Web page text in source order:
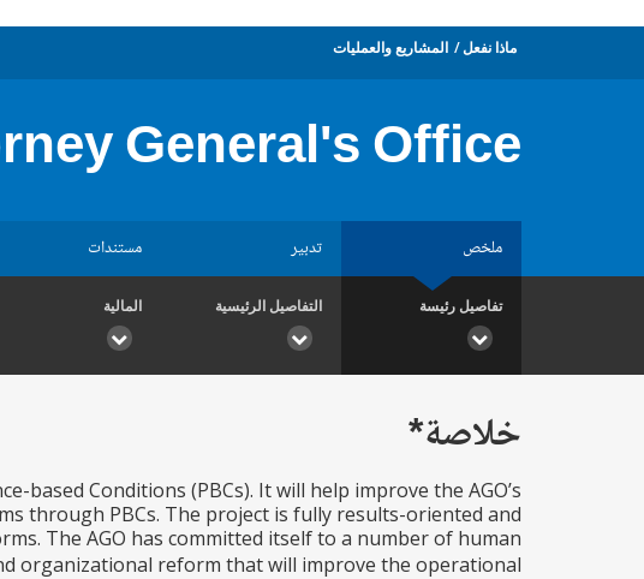
ماذا نفعل المشاريع والعمليات
General's Office
ملخص تدبير مستندات
تفاصيل رئيسة التفاصيل الرئيسية المالية
خلاصة*
based Conditions (PBCs). It will help improve the AGO’s
through PBCs. The project is fully results-oriented and
The AGO has committed itself to a number of human
organizational reform that will improve the operational...